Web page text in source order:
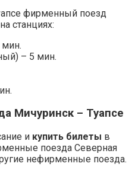
фирменный поезд
на станциях:
– 5 мин.
Мичуринск – Туапсе
и купить билеты в
поезда Северная
нефирменные поезда.